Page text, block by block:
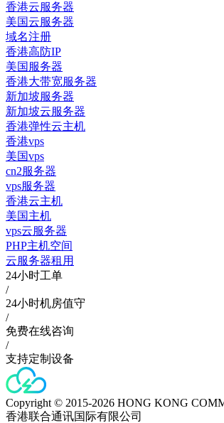
香港云服务器
美国云服务器
域名注册
香港高防IP
美国服务器
香港大带宽服务器
新加坡服务器
新加坡云服务器
香港弹性云主机
香港vps
美国vps
cn2服务器
vps服务器
香港云主机
美国主机
vps云服务器
PHP主机空间
云服务器租用
24小时工单
/
24小时机房值守
/
免费在线咨询
/
支持定制设备
Copyright © 2015-2026 HONG KONG
香港联合通讯国际有限公司